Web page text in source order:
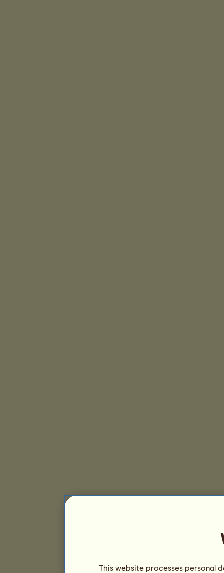
This website processes personal